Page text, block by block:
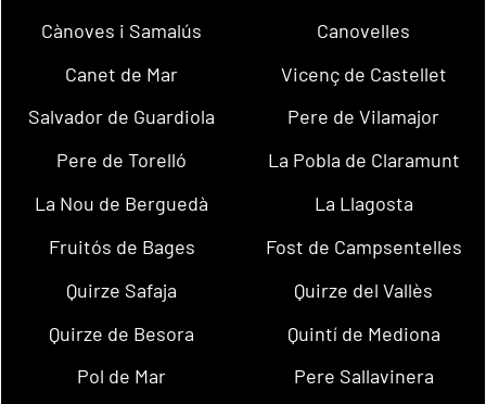
Cànoves i Samalús
Canovelles
Canet de Mar
Vicenç de Castellet
Salvador de Guardiola
Pere de Vilamajor
Pere de Torelló
La Pobla de Claramunt
La Nou de Berguedà
La Llagosta
Fruitós de Bages
Fost de Campsentelles
Quirze Safaja
Quirze del Vallès
Quirze de Besora
Quintí de Mediona
Pol de Mar
Pere Sallavinera